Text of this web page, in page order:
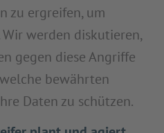
zu ergreifen, um
Wir werden diskutieren,
gegen diese Angriffe
bewährten
Daten zu schützen.